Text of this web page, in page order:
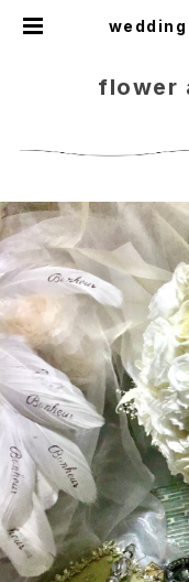
flower